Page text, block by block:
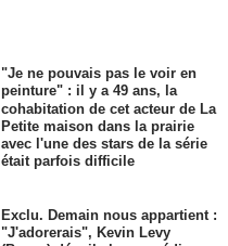
"Je ne pouvais pas le voir en
peinture" : il y a 49 ans, la
cohabitation de cet acteur de La
Petite maison dans la prairie
avec l'une des stars de la série
était parfois difficile
Exclu. Demain nous appartient :
"J'adorerais", Kevin Levy